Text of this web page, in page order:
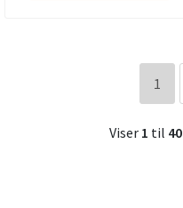
1
Viser 1 til 40